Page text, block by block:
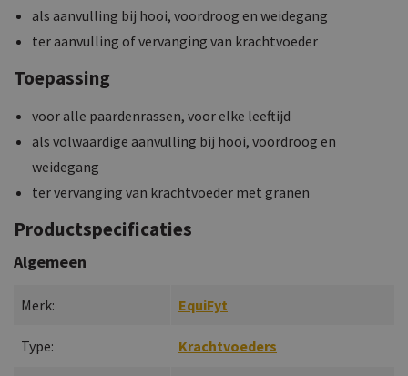
als aanvulling bij hooi, voordroog en weidegang
ter aanvulling of vervanging van krachtvoeder
Toepassing
voor alle paardenrassen, voor elke leeftijd
als volwaardige aanvulling bij hooi, voordroog en
weidegang
ter vervanging van krachtvoeder met granen
Productspecificaties
Algemeen
Merk: EquiFyt
Type: Krachtvoeders